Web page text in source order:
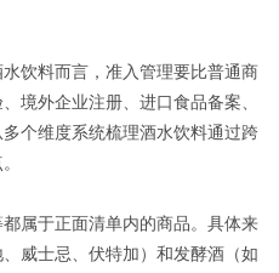
饮料而言，准入管理要比普通商
境外企业注册、进口食品备案、
个维度系统梳理酒水饮料通过跨
属于正面清单内的商品。具体来
威士忌、伏特加）和发酵酒（如